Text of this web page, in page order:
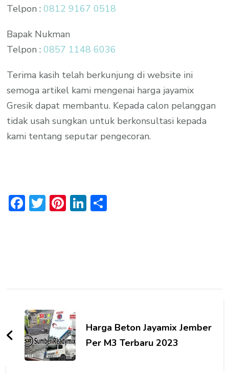
Telpon :0812 9167 0518
Bapak Nukman
Telpon :0857 1148 6036
Terima kasih telah berkunjung di website ini
semoga artikel kami mengenai harga jayamix
Gresik dapat membantu. Kepada calon pelanggan
tidak usah sungkan untuk berkonsultasi kepada
kami tentang seputar pengecoran.
Facebook
Twitter
Pinterest
LinkedIn
NavigationHarga Beton Jayamix Jember
Per M3 Terbaru 2023